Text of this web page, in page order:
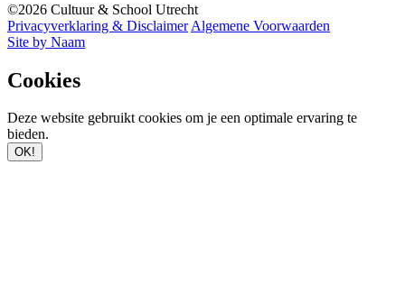
©2026 Cultuur & School Utrecht
Privacyverklaring & Disclaimer Algemene Voorwaarden
Site by Naam
Cookies
Deze website gebruikt cookies om je een optimale ervaring te
bieden.
OK!